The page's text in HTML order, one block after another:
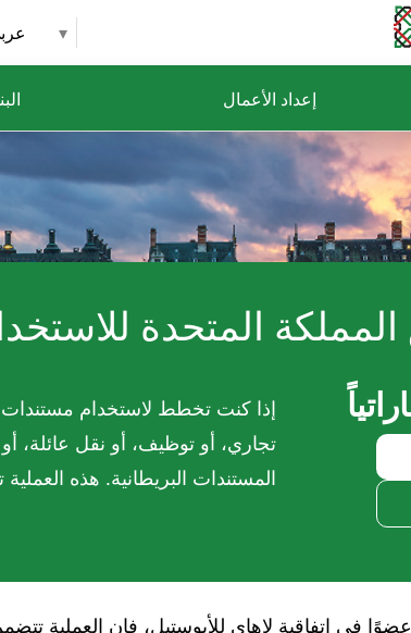
إعداد الأعمال
المتحدة
إذا كنت تخطط لاستخدام مستندات
تجاري، أو توظيف، أو نقل عائلة،
المستندات البريطانية. هذه
في اتفاقية لاهاي للأبوستيل، فإن العملية